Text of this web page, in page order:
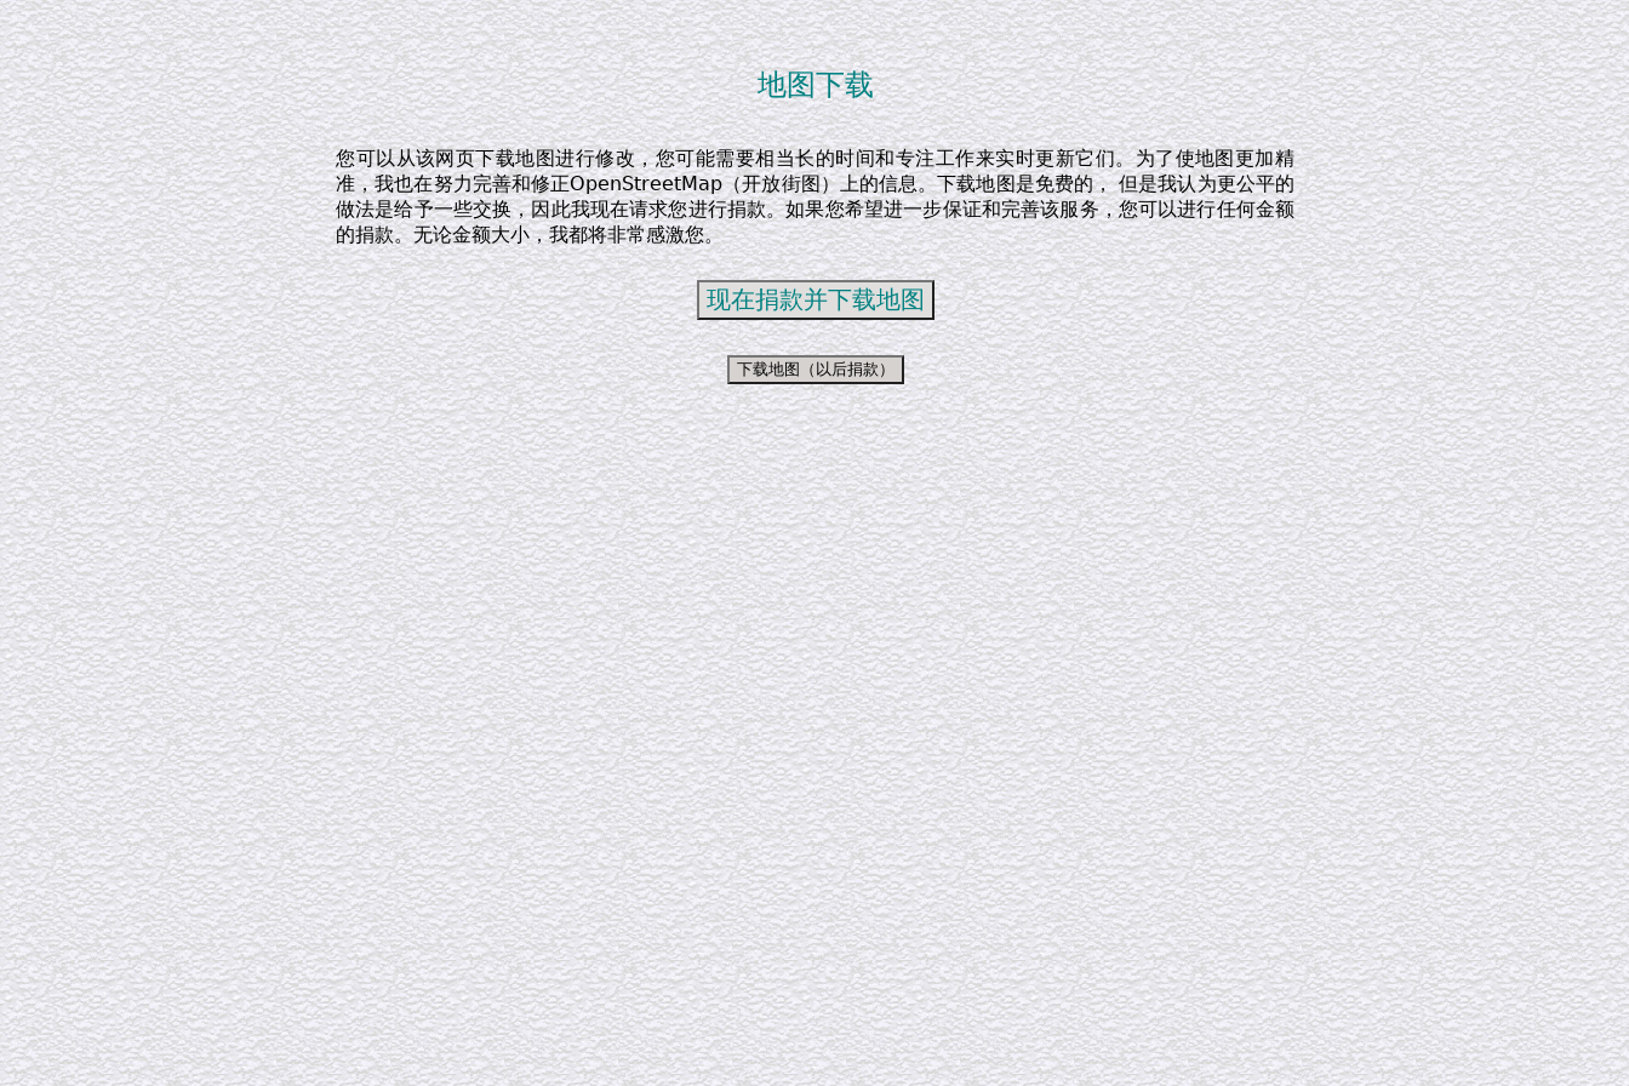
地图下载
您可以从该网页下载地图进行修改，您可能需要相当长的时间和专注工作来实时更新它们。为了使地图更加精
准，我也在努力完善和修正OpenStreetMap（开放街图）上的信息。下载地图是免费的， 但是我认为更公平的
做法是给予一些交换，因此我现在请求您进行捐款。如果您希望进一步保证和完善该服务，您可以进行任何金额
的捐款。无论金额大小，我都将非常感激您。